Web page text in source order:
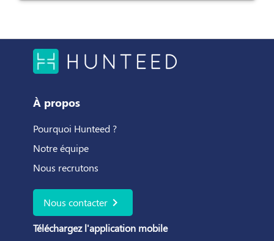
À propos
Pourquoi Hunteed ?
Notre équipe
Nous recrutons
Nous contacter chevron_right
Téléchargez l'application mobile